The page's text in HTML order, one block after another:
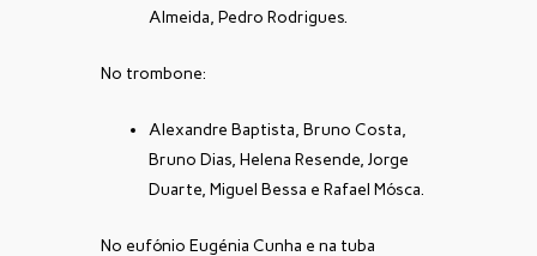
Almeida, Pedro Rodrigues.
No trombone:
Alexandre Baptista, Bruno Costa,
Bruno Dias, Helena Resende, Jorge
Duarte, Miguel Bessa e Rafael Mósca.
No eufónio Eugénia Cunha e na tuba